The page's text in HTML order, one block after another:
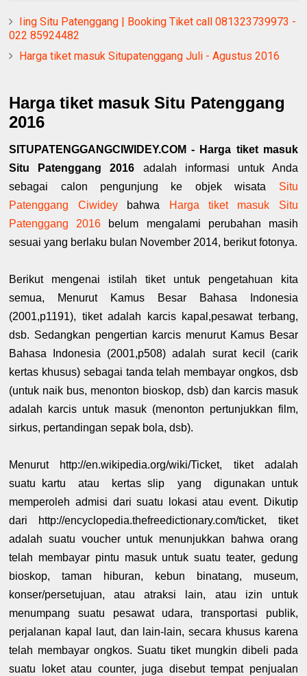
Iing Situ Patenggang | Booking Tiket call 081323739973 -
022 85924482
Harga tiket masuk Situpatenggang Juli - Agustus 2016
Harga tiket masuk Situ Patenggang
2016
SITUPATENGGANGCIWIDEY.COM - Harga tiket masuk
Situ Patenggang 2016 adalah informasi untuk Anda
sebagai calon pengunjung ke objek wisata Situ
Patenggang Ciwideybahwa
Harga tiket masuk Situ
Patenggang 2016 belum mengalami perubahan masih
sesuai yang berlaku bulan November 2014, berikut fotonya.
Berikut mengenai istilah tiket untuk pengetahuan kita
semua, Menurut Kamus Besar Bahasa Indonesia
(2001,p1191), tiket adalah karcis kapal,pesawat terbang,
dsb. Sedangkan pengertian karcis menurut Kamus Besar
Bahasa Indonesia (2001,p508) adalah surat kecil (carik
kertas khusus) sebagai tanda telah membayar ongkos, dsb
(untuk naik bus, menonton bioskop, dsb) dan karcis masuk
adalah karcis untuk masuk (menonton pertunjukkan film,
sirkus, pertandingan sepak bola, dsb).
Menurut http://en.wikipedia.org/wiki/Ticket, tiket adalah
suatu kartu atau kertas slip yang digunakan untuk
memperoleh admisi dari suatu lokasi atau event. Dikutip
dari http://encyclopedia.thefreedictionary.com/ticket, tiket
adalah suatu voucher untuk menunjukkan bahwa orang
telah membayar pintu masuk untuk suatu teater, gedung
bioskop, taman hiburan, kebun binatang, museum,
konser/persetujuan, atau atraksi lain, atau izin untuk
menumpang suatu pesawat udara, transportasi publik,
perjalanan kapal laut, dan lain-lain, secara khusus karena
telah membayar ongkos. Suatu tiket mungkin dibeli pada
suatu loket atau counter, juga disebut tempat penjualan